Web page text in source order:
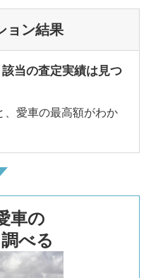
ョン結果
当の査定実績は見つ
、愛車の最高額がわか
車の
べる